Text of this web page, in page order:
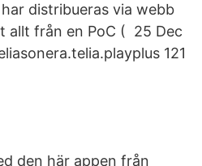
distribueras via webb
allt från en PoC ( 25 Dec
121
den här appen från